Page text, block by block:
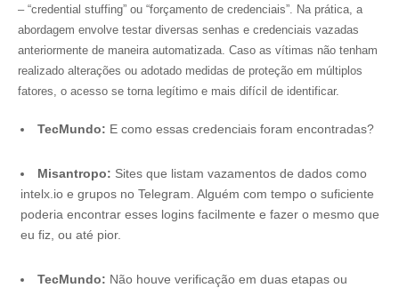
– “credential stuffing” ou “forçamento de credenciais”. Na prática, a
abordagem envolve testar diversas senhas e credenciais vazadas
anteriormente de maneira automatizada. Caso as vítimas não tenham
realizado alterações ou adotado medidas de proteção em múltiplos
fatores, o acesso se torna legítimo e mais difícil de identificar.
TecMundo: E como essas credenciais foram encontradas?
Misantropo: Sites que listam vazamentos de dados como
intelx.io e grupos no Telegram. Alguém com tempo o suficiente
poderia encontrar esses logins facilmente e fazer o mesmo que
eu fiz, ou até pior.
TecMundo: Não houve verificação em duas etapas ou